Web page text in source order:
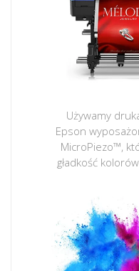
Używamy
Epson
MicroPiezo™,
gładkość